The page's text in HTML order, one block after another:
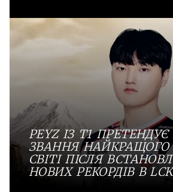
PEYZ ІЗ T1
ЗВАННЯ НАЙКРАЩОГО
СВІТІ ПІСЛЯ
НОВИХ РЕКОРДІВ В LCK